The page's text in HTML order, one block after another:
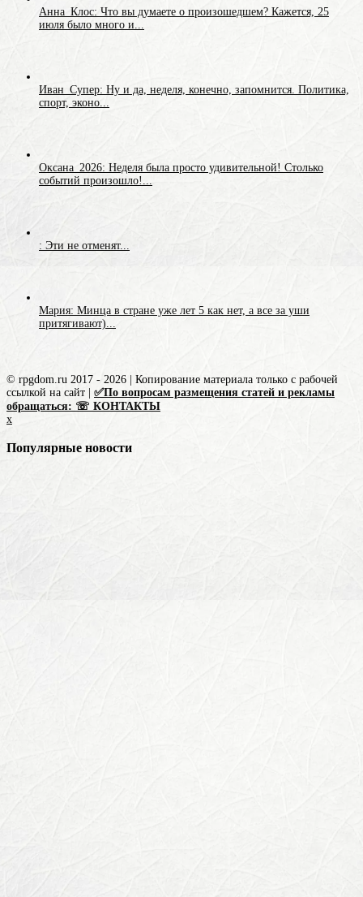
Анна_Клос: Что вы думаете о произошедшем? Кажется, 25
июля было много и...
Иван_Супер: Ну и да, неделя, конечно, запомнится. Политика,
спорт, эконо...
Оксана_2026: Неделя была просто удивительной! Столько
событий произошло!...
: Эти не отменят...
Мария: Минца в стране уже лет 5 как нет, а все за уши
притягивают)...
© rpgdom.ru 2017 - 2026 | Копирование материала только с рабочей
ссылкой на сайт | ✅По вопросам размещения статей и рекламы
обращаться: ☏ КОНТАКТЫ
x
Популярные новости